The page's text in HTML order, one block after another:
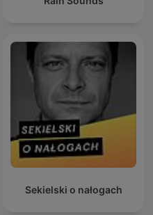
Sekielski o nałogach